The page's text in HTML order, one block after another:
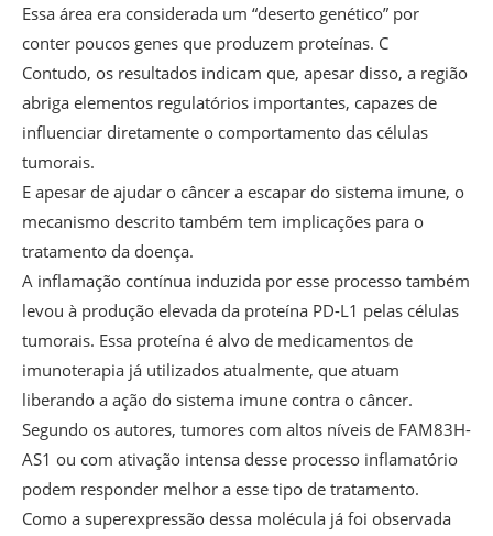
Essa área era considerada um “deserto genético” por
conter poucos genes que produzem proteínas. C
Contudo, os resultados indicam que, apesar disso, a região
abriga elementos regulatórios importantes, capazes de
influenciar diretamente o comportamento das células
tumorais.
E apesar de ajudar o câncer a escapar do sistema imune, o
mecanismo descrito também tem implicações para o
tratamento da doença.
A inflamação contínua induzida por esse processo também
levou à produção elevada da proteína PD-L1 pelas células
tumorais. Essa proteína é alvo de medicamentos de
imunoterapia já utilizados atualmente, que atuam
liberando a ação do sistema imune contra o câncer.
Segundo os autores, tumores com altos níveis de FAM83H-
AS1 ou com ativação intensa desse processo inflamatório
podem responder melhor a esse tipo de tratamento.
Como a superexpressão dessa molécula já foi observada